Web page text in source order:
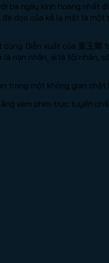
ngày kinh hoàng nhất
đe dọa của kẻ lạ mặt là
Diễn xuất của 葉玉卿
nạn nhân, ai là tội nhân,
trong một không gian
xem phim trực tuyến